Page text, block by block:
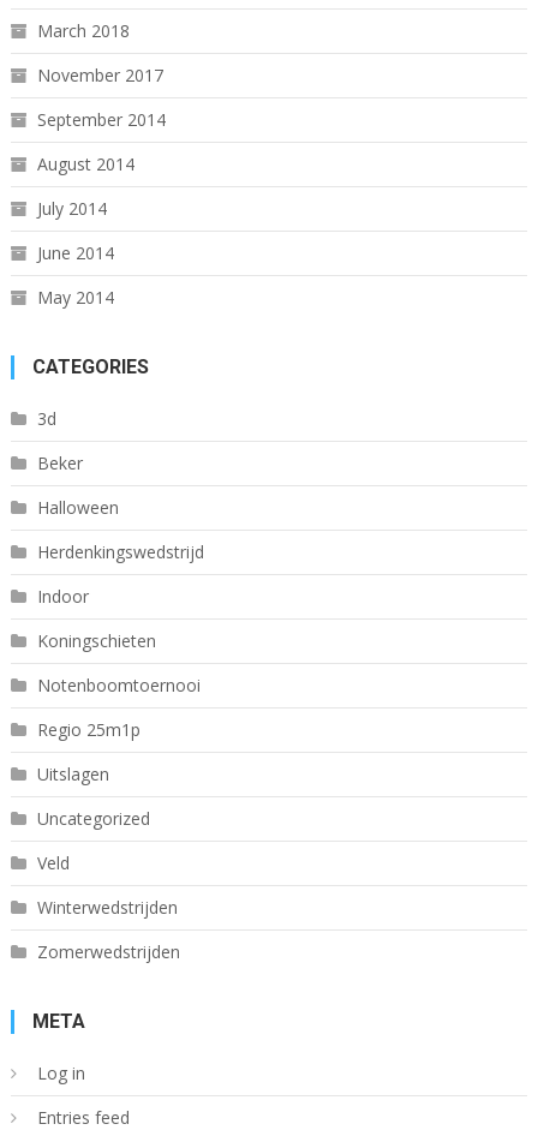
March 2018
November 2017
September 2014
August 2014
July 2014
June 2014
May 2014
CATEGORIES
3d
Beker
Halloween
Herdenkingswedstrijd
Indoor
Koningschieten
Notenboomtoernooi
Regio 25m1p
Uitslagen
Uncategorized
Veld
Winterwedstrijden
Zomerwedstrijden
META
Log in
Entries feed